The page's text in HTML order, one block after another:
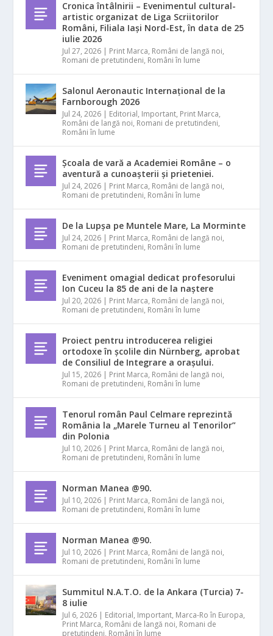
Cronica întâlnirii – Evenimentul cultural-
artistic organizat de Liga Scriitorilor
Români, Filiala Iași Nord-Est, în data de 25
iulie 2026
Jul 27, 2026 | Print Marca, Români de langă noi,
Romani de pretutindeni, Români în lume
Salonul Aeronautic Internațional de la
Farnborough 2026
Jul 24, 2026 | Editorial, Important, Print Marca,
Români de langă noi, Romani de pretutindeni,
Români în lume
Școala de vară a Academiei Române – o
aventură a cunoașterii și prieteniei.
Jul 24, 2026 | Print Marca, Români de langă noi,
Romani de pretutindeni, Români în lume
De la Lupșa pe Muntele Mare, La Morminte
Jul 24, 2026 | Print Marca, Români de langă noi,
Romani de pretutindeni, Români în lume
Eveniment omagial dedicat profesorului
Ion Cuceu la 85 de ani de la naștere
Jul 20, 2026 | Print Marca, Români de langă noi,
Romani de pretutindeni, Români în lume
Proiect pentru introducerea religiei
ortodoxe în școlile din Nürnberg, aprobat
de Consiliul de Integrare a orașului.
Jul 15, 2026 | Print Marca, Români de langă noi,
Romani de pretutindeni, Români în lume
Tenorul român Paul Celmare reprezintă
România la „Marele Turneu al Tenorilor”
din Polonia
Jul 10, 2026 | Print Marca, Români de langă noi,
Romani de pretutindeni, Români în lume
Norman Manea @90.
Jul 10, 2026 | Print Marca, Români de langă noi,
Romani de pretutindeni, Români în lume
Norman Manea @90.
Jul 10, 2026 | Print Marca, Români de langă noi,
Romani de pretutindeni, Români în lume
Summitul N.A.T.O. de la Ankara (Turcia) 7-
8 iulie
Jul 6, 2026 | Editorial, Important, Marca-Ro în Europa,
Print Marca, Români de langă noi, Romani de
pretutindeni, Români în lume